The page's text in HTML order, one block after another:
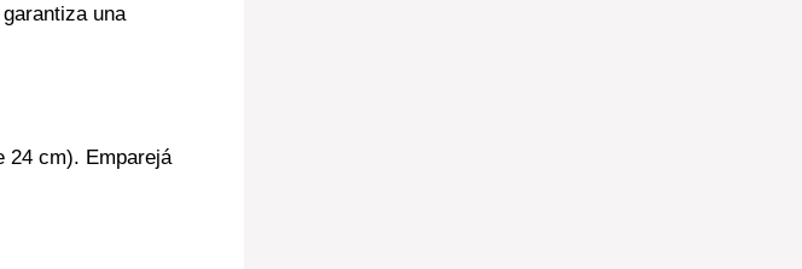
una
24 cm). Emparejá